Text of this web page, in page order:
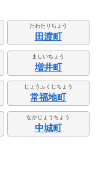
たわたりちょう
田渡町
ましいちょう
増井町
じょうふくじちょう
常福地町
なかじょうちょう
中城町